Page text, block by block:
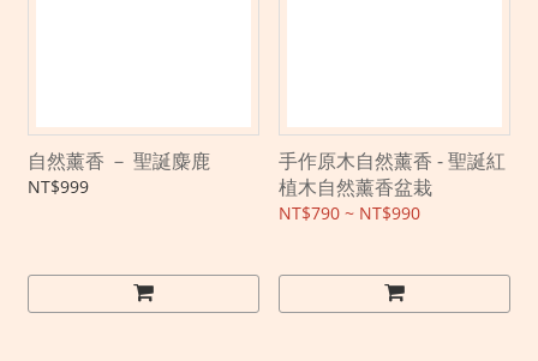
自然薰香 － 聖誕麋鹿
NT$999
手作原木自然薰香 - 聖誕紅
植木自然薰香盆栽
NT$790 ~ NT$990